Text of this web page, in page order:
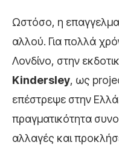
Ωστόσο, η
αλλού. Για πολλά
Λονδίνο, στην
Kindersley, ως
επέστρεψε στην
πραγματικότητα
αλλαγές και